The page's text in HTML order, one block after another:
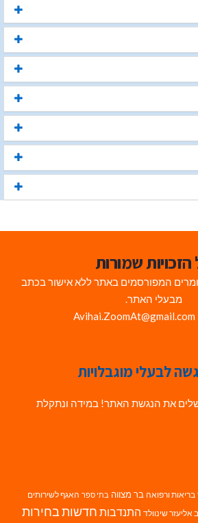
הזכויות שמורות
המפורסמים באתר ללא אישור בכתב
מבעלי האתר.
לבעלי מוגבלויות
את הנגשת האתר! במידה ונתקלת
בריאות ורפואה בר מצווה בתי ספר האגף לשירותים
אליעזר שינוולד התנדבות חדשות בחירות